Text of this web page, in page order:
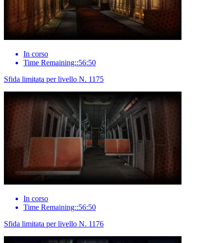
In corso
Time Remaining::56:50
Sfida limitata per livello N. 1175
In corso
Time Remaining::56:50
Sfida limitata per livello N. 1176